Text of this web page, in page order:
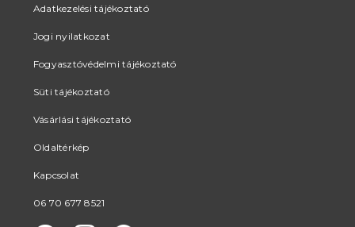
Adatkezelési tájékoztató
Jogi nyilatkozat
Fogyasztóvédelmi tájékoztató
Süti tájékoztató
Vásárlási tájékoztató
Oldaltérkép
Kapcsolat
06 70 677 8521